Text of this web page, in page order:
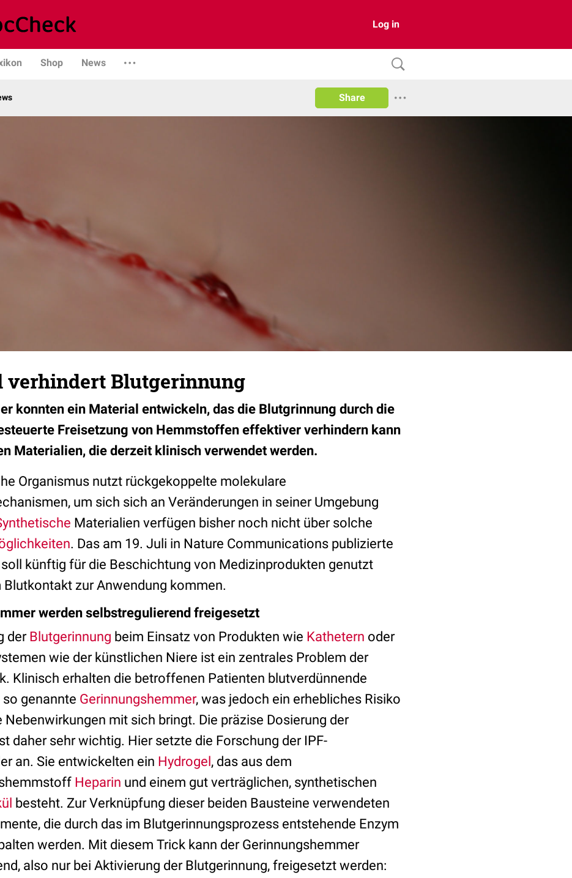
Log in
Shop News
Share
verhindert Blutgerinnung
konnten ein Material entwickeln, das die Blutgrinnung durch die
Freisetzung von Hemmstoffen effektiver verhindern kann
Materialien, die derzeit klinisch verwendet werden.
Organismus nutzt rückgekoppelte molekulare
um sich sich an Veränderungen in seiner Umgebung
Materialien verfügen bisher noch nicht über solche
. Das am 19. Juli in Nature Communications publizierte
künftig für die Beschichtung von Medizinprodukten genutzt
Blutkontakt zur Anwendung kommen.
werden selbstregulierend freigesetzt
der Blutgerinnung beim Einsatz von Produkten wie Kathetern oder
wie der künstlichen Niere ist ein zentrales Problem der
Klinisch erhalten die betroffenen Patienten blutverdünnende
genannte Gerinnungshemmer, was jedoch ein erhebliches Risiko
mit sich bringt. Die präzise Dosierung der
daher sehr wichtig. Hier setzte die Forschung der IPF-
an. Sie entwickelten ein Hydrogel, das aus dem
Heparin und einem gut verträglichen, synthetischen
besteht. Zur Verknüpfung dieser beiden Bausteine verwendeten
die durch das im Blutgerinnungsprozess entstehende Enzym
werden. Mit diesem Trick kann der Gerinnungshemmer
also nur bei Aktivierung der Blutgerinnung, freigesetzt werden: